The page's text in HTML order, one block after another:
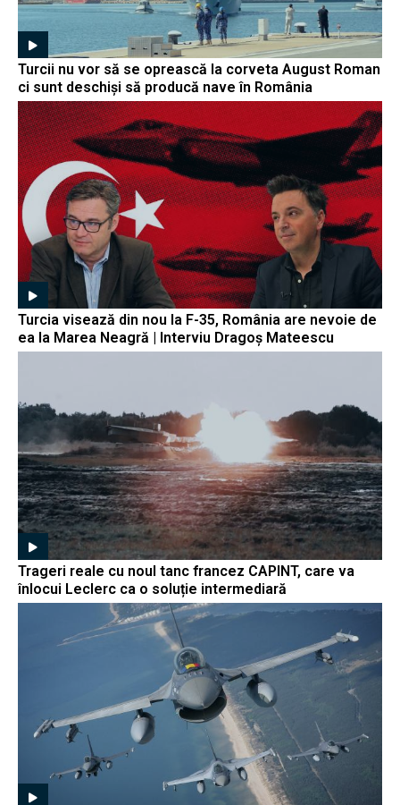
Turcii nu vor să se oprească la corveta August Roman
ci sunt deschiși să producă nave în România
Turcia visează din nou la F-35, România are nevoie de
ea la Marea Neagră | Interviu Dragoș Mateescu
Trageri reale cu noul tanc francez CAPINT, care va
înlocui Leclerc ca o soluție intermediară